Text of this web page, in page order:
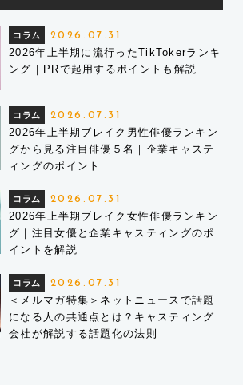
コラム 2026.07.31
2026年上半期に流行ったTikTokerランキ
ング｜PRで起用するポイントも解説
コラム 2026.07.31
2026年上半期ブレイク男性俳優ランキン
グから見る注目俳優５名｜企業キャステ
ィングのポイント
コラム 2026.07.31
2026年上半期ブレイク女性俳優ランキン
グ｜注目女優と企業キャスティングのポ
イントを解説
コラム 2026.07.31
＜メルマガ特集＞ネットニュースで話題
になる人の共通点とは？キャスティング
会社が解説する話題化の法則